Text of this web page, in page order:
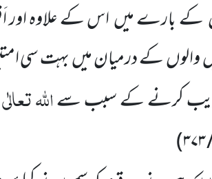
کے بارے میں اس کے علاوہ اور
والوں کے درمیان میں بہت سی
کرنے کے سبب سےاللہ تعالٰی
)